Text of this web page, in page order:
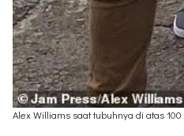
Alex Williams saat tubuhnya di atas 100